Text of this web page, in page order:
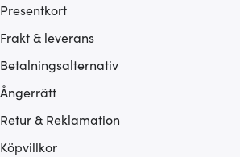
Presentkort
Frakt & leverans
Betalningsalternativ
Ångerrätt
Retur & Reklamation
Köpvillkor